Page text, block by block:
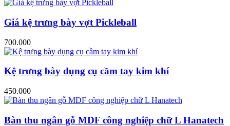
Giá kệ trưng bày vợt Pickleball
700.000
Kệ trưng bày dụng cụ cầm tay kim khí
450.000
Bàn thu ngân gỗ MDF công nghiệp chữ L Hanatech